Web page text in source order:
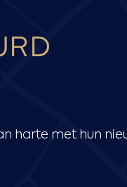
harte met hun